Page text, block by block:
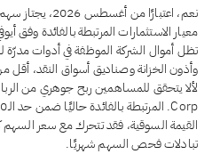
تظل أموال الشركة الموظفة في أدوات مدرّة
القيمة السوقية، فقد تتحرك مع سعر السهم
تبادلات فحص السهم شهريًا.